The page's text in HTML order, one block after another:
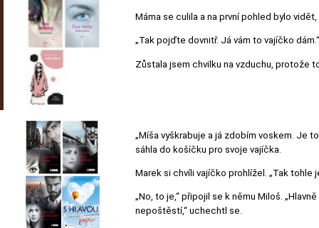
Máma se culila a na první pohled bylo
„Tak pojďte dovnitř. Já vám to vajíčko dám.“
Zůstala jsem chvilku na vzduchu, protože
„Míša vyškrabuje a já zdobím voskem. Je
sáhla do košíčku pro svoje vajíčka.
Marek si chvíli vajíčko prohlížel. „Tak tohle
„No, to je,“ připojil se k němu Miloš.
nepoštěstí,“ uchechtl se.